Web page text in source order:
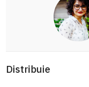
Distribuie